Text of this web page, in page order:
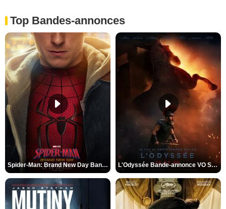
Top Bandes-annonces
Spider-Man: Brand New Day Bande-annonce VO STFR L'Odyssée Bande-annonce VO STFR